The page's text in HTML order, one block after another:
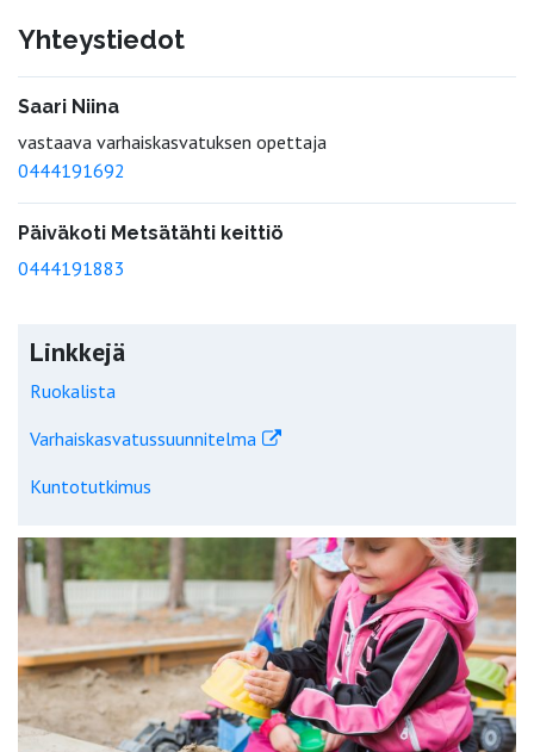
Yhteystiedot
Saari Niina
vastaava varhaiskasvatuksen opettaja
0444191692
Päiväkoti Metsätähti keittiö
0444191883
Linkkejä
Ruokalista
Varhaiskasvatussuunnitelma
Kuntotutkimus